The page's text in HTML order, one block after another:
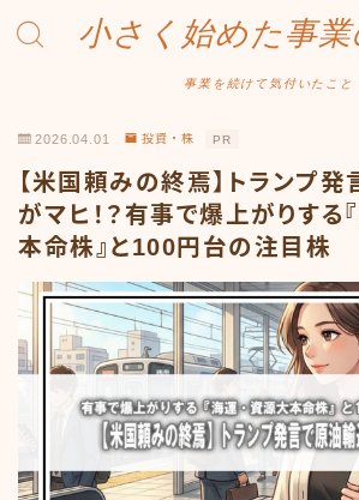
小さく始めた事
事業を続けて気付いたこと
Amazonせどり
トラブル事例
出品ノウハウ
フリマ物販
Yahoo出品
メルカリ販売
投資・株
2026.04.01 投資・株 PR
【米国頼みの終焉】トランプ
がマヒ！？有事で爆上がりする
本命株』と100円台の注目株